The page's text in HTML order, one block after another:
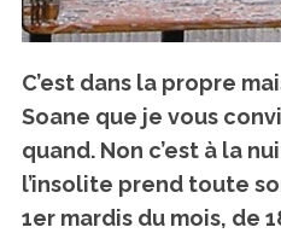
C’est dans la propre
Soane que je vous
quand. Non c’est à la
l’insolite prend toute
1er mardis du mois, de